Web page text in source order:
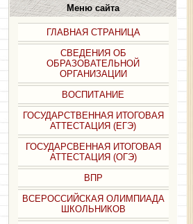
Меню сайта
ГЛАВНАЯ СТРАНИЦА
СВЕДЕНИЯ ОБ
ОБРАЗОВАТЕЛЬНОЙ
ОРГАНИЗАЦИИ
ВОСПИТАНИЕ
ГОСУДАРСТВЕННАЯ ИТОГОВАЯ
АТТЕСТАЦИЯ (ЕГЭ)
ГОСУДАРСВЕННАЯ ИТОГОВАЯ
АТТЕСТАЦИЯ (ОГЭ)
ВПР
ВСЕРОССИЙСКАЯ ОЛИМПИАДА
ШКОЛЬНИКОВ